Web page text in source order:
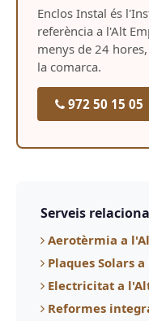
Enclos Instal és
referència a l'Alt
menys de 24
la comarca.
972 50 15 05
Serveis
Aerotèrmia a
Plaques Solars
Electricitat a
Reformes